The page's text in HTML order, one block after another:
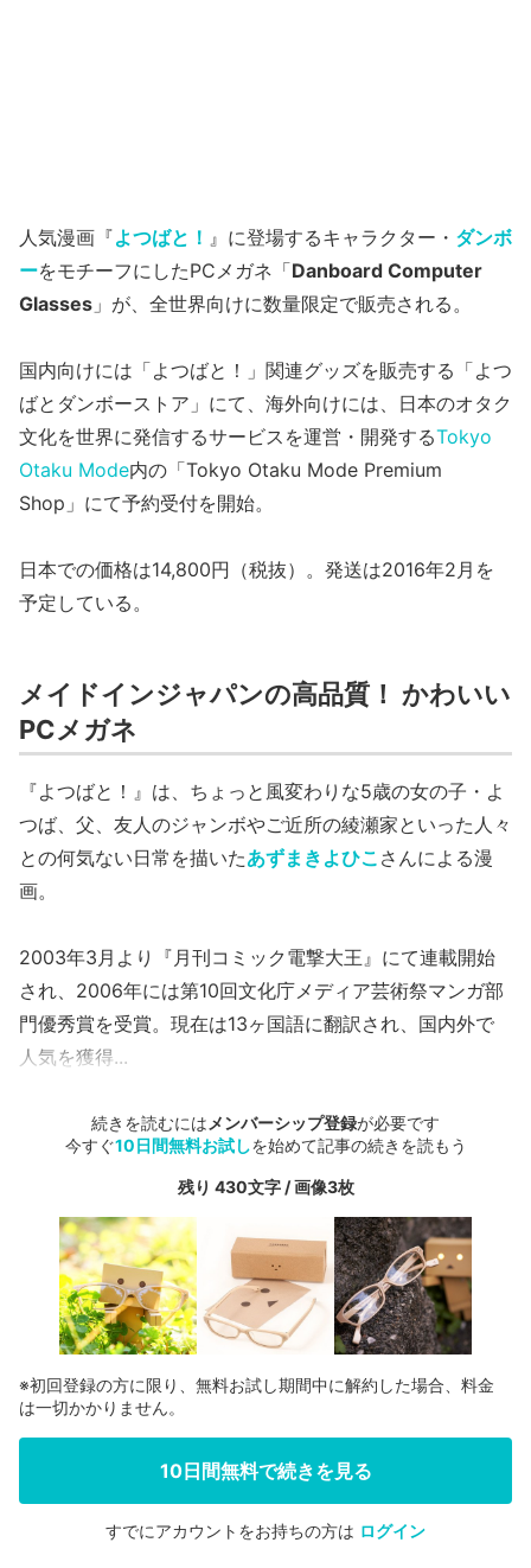
人気漫画『よつばと！ 』に登場するキャラクター・ ダンボ
ーをモチーフにしたPCメガネ「Danboard Computer
Glasses 」が、全世界向けに数量限定で販売される。
国内向けには「よつばと！」関連グッズを販売する「よつ
ばとダンボーストア」にて、海外向けには、日本のオタク
文化を世界に発信するサービスを運営・開発するTokyo
Otaku Mode内の「Tokyo Otaku Mode Premium
Shop」にて予約受付を開始。
日本での価格は14,800円（税抜）。発送は2016年2月を
予定している。
メイドインジャパンの高品質！ かわいい
PCメガネ
『よつばと！』は、ちょっと風変わりな5歳の女の子・よ
つば、父、友人のジャンボやご近所の綾瀬家といった人々
との何気ない日常を描いたあずまきよひこ さんによる漫
画。
2003年3月より『月刊コミック電撃大王』にて連載開始
され、2006年には第10回文化庁メディア芸術祭マンガ部
門優秀賞を受賞。現在は13ヶ国語に翻訳され、国内外で
人気を獲得...
続きを読むには メンバーシップ登録が必要です
今すぐ10日間無料お試しを始めて記事の続きを読もう
残り 430文字 / 画像3枚
会員登録する
※初回登録の方に限り、無料お試し期間中に解約した場合、料金
は一切かかりません。
10日間無料で続きを見る
すでにアカウントをお持ちの方は ログイン